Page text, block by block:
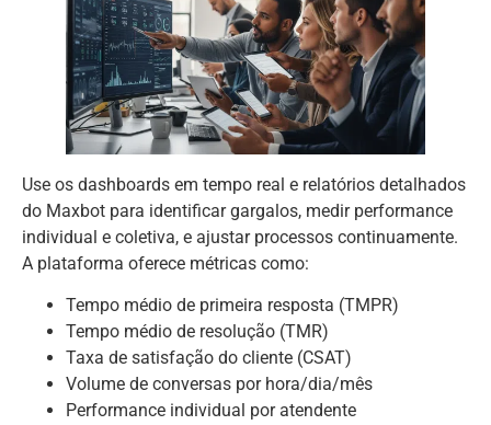
Use os dashboards em tempo real e relatórios detalhados
do Maxbot para identificar gargalos, medir performance
individual e coletiva, e ajustar processos continuamente.
A plataforma oferece métricas como:
Tempo médio de primeira resposta (TMPR)
Tempo médio de resolução (TMR)
Taxa de satisfação do cliente (CSAT)
Volume de conversas por hora/dia/mês
Performance individual por atendente